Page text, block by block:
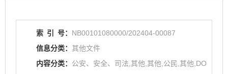
索 引 号： NB00101080000/202404-00087
信息分类： 其他文件
内容分类： 公安、安全、司法,其他,其他,公民,其他,DO